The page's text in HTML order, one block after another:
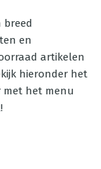
breed
en
artikelen
hieronder het
het menu